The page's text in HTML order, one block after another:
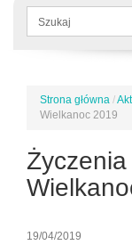
Formularz
Jesteś
tutaj
Strona główna /
Wielkanoc 2019
19/04/2019